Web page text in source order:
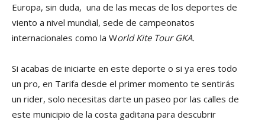
Europa, sin duda, una de las mecas de los deportes de
viento a nivel mundial, sede de campeonatos
internacionales como la World Kite Tour GKA.
Si acabas de iniciarte en este deporte o si ya eres todo
un pro, en Tarifa desde el primer momento te sentirás
un rider, solo necesitas darte un paseo por las calles de
este municipio de la costa gaditana para descubrir